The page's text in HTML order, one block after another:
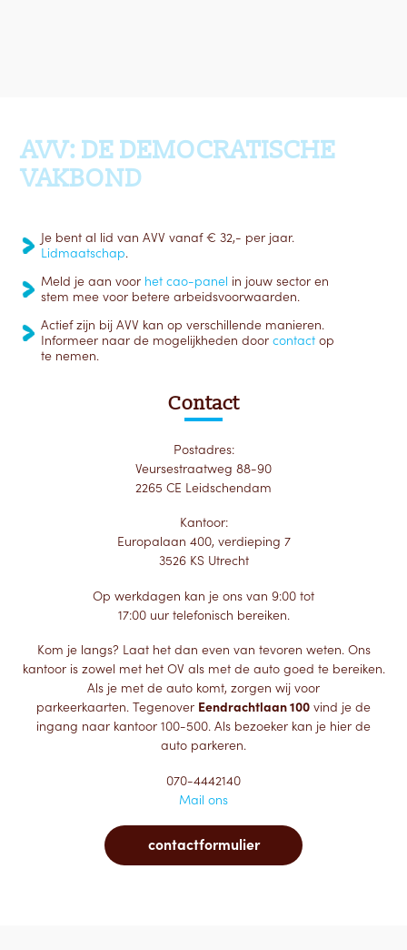
AVV: DE DEMOCRATISCHE
VAKBOND
Je bent al lid van AVV vanaf € 32,- per jaar.
Lidmaatschap.
Meld je aan voor het cao-panel in jouw sector en
stem mee voor betere arbeidsvoorwaarden.
Actief zijn bij AVV kan op verschillende manieren.
Informeer naar de mogelijkheden door contact op
te nemen.
Contact
Postadres:
Veursestraatweg 88-90
2265 CE Leidschendam
Kantoor:
Europalaan 400, verdieping 7
3526 KS Utrecht
Op werkdagen kan je ons van 9:00 tot
17:00 uur telefonisch bereiken.
Kom je langs? Laat het dan even van tevoren weten. Ons
kantoor is zowel met het OV als met de auto goed te bereiken.
Als je met de auto komt, zorgen wij voor
parkeerkaarten. Tegenover Eendrachtlaan 100 vind je de
ingang naar kantoor 100-500. Als bezoeker kan je hier de
auto parkeren.
070-4442140
Mail ons
contactformulier